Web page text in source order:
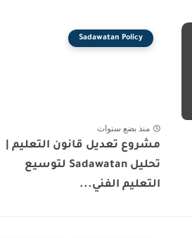
Sadawatan Policy
منذ بضع سنوات
مشروع تعديل قانون التعليم |
تحليل Sadawatan لتوسيع
التعليم الفني...